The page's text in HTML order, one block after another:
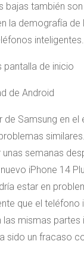
bajas también
la demografía
inteligentes.
de Android
de Samsung en el
semanas
iPhone 14
estar en
que el teléfono
mismas partes
sido un fracaso